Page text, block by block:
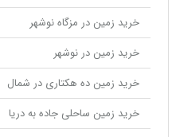
خرید زمین در مزگاه نوشهر
خرید زمین در نوشهر
خرید زمین ده هکتاری در شمال
خرید زمین ساحلی جاده به دریا